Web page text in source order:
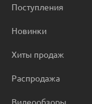
Поступления
Новинки
Хиты продаж
Распродажа
Видеообзоры